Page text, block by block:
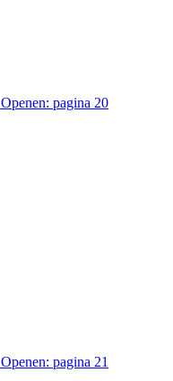
Openen: pagina 20
Openen: pagina 21